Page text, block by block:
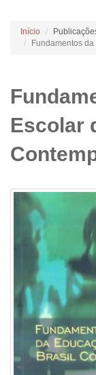
Início
Fundamentos
Escolar